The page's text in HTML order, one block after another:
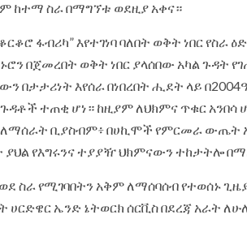
ከተማ ስራ በማግኘቱ ወደዚያ አቀና።
ፋብሪካ” እየተገነባ ባለበት ወቅት ነበር
በጀመረበት ወቅት ነበር ያላሰበው አካል ጉዳት
በታታሪነት እየሰራ በነበረበት ሒደት ላይ
ተጠቂ ሆነ። ከዚያም ለህክምና ጥቁር
ለማሰራት ቢያስብም፥ በሀኪሞች የምርመራ ውጤት
ያህል የእግሩንና ተያያዥ ህክምናውን ተከታትሎ
ስራ የሚገባበትን አቅም ለማሰባሰብ የተወሰኑ
ሀርድዌር ኤንድ ኔትወርክ ሰርቪስ በደረጃ አራት